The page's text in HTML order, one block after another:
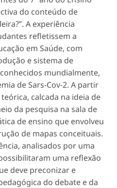
do conteúdo de
A experiência
refletissem a
em Saúde, com
e sistema de
mundialmente,
de Sars-Cov-2. A partir
calcada na ideia de
da pesquisa na sala de
de ensino que envolveu
de mapas conceituais.
analisados por uma
uma reflexão
deve preconizar e
do debate e da